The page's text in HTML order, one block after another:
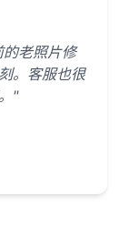
老照片修
。客服也很
"